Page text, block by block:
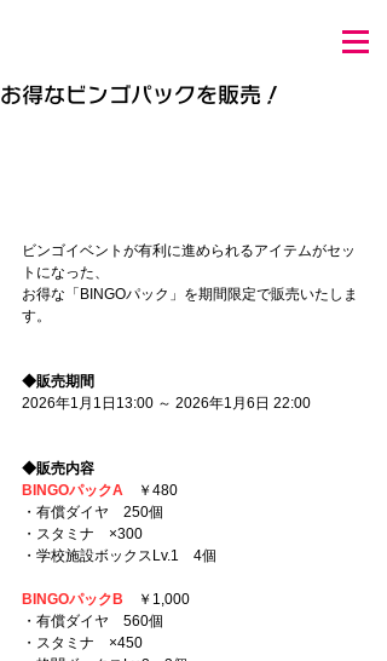
お得なビンゴパックを販売！
ビンゴイベントが有利に進められるアイテムがセッ
トになった、
お得な「BINGOパック」を期間限定で販売いたしま
す。
◆販売期間
2026年1月1日13:00 ～ 2026年1月6日 22:00
◆販売内容
BINGOパックA ￥480
・有償ダイヤ　250個
・スタミナ　×300
・学校施設ボックスLv.1　4個
BINGOパックB ￥1,000
・有償ダイヤ　560個
・スタミナ　×450